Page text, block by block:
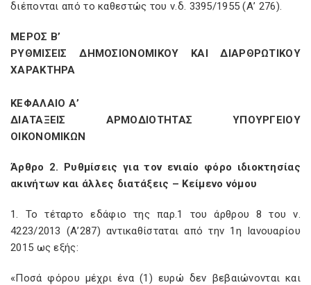
διέπονται από το καθεστώς του ν.δ. 3395/1955 (Α’ 276).
ΜΕΡΟΣ Β’
ΡΥΘΜΙΣΕΙΣ ΔΗΜΟΣΙΟΝΟΜΙΚΟΥ ΚΑΙ ΔΙΑΡΘΡΩΤΙΚΟΥ
ΧΑΡΑΚΤΗΡΑ
ΚΕΦΑΛΑΙΟ Α’
ΔΙΑΤΑΞΕΙΣ ΑΡΜΟΔΙΟΤΗΤΑΣ ΥΠΟΥΡΓΕΙΟΥ
ΟΙΚΟΝΟΜΙΚΩΝ
Άρθρο 2. Ρυθμίσεις για τον ενιαίο φόρο ιδιοκτησίας
ακινήτων και άλλες διατάξεις – Κείμενο νόμου
1. Το τέταρτο εδάφιο της παρ.1 του άρθρου 8 του ν.
4223/2013 (Α’287) αντικαθίσταται από την 1η Ιανουαρίου
2015 ως εξής:
«Ποσά φόρου μέχρι ένα (1) ευρώ δεν βεβαιώνονται και